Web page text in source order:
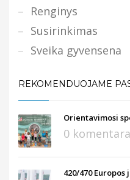
Renginys
Susirinkimas
Sveika gyvensena
REKOMENDUOJAME
Orientavimosi
0
420/470